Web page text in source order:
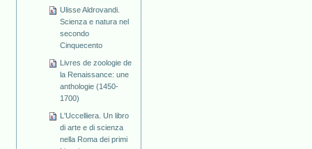
Ulisse Aldrovandi.
Scienza e natura nel
secondo
Cinquecento
Livres de zoologie de
la Renaissance: une
anthologie (1450-
1700)
L'Uccelliera. Un libro
di arte e di scienza
nella Roma dei primi